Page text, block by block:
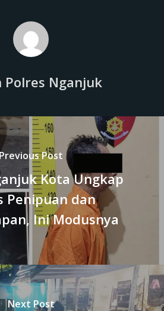
Polres Nganjuk
Post
Kota Ungkap
Penipuan dan
Ini Modusnya
Next Post